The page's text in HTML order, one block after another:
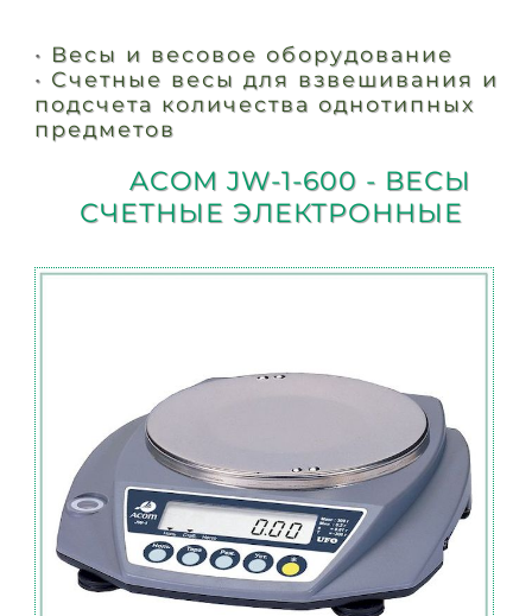
• Весы и весовое оборудование
• Счетные весы для взвешивания и
подсчета количества однотипных
предметов
ACOM JW-1-600 - ВЕСЫ
СЧЕТНЫЕ ЭЛЕКТРОННЫЕ